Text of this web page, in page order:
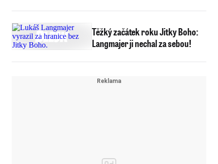
Těžký začátek roku Jitky Boho:
Langmajer ji nechal za sebou!